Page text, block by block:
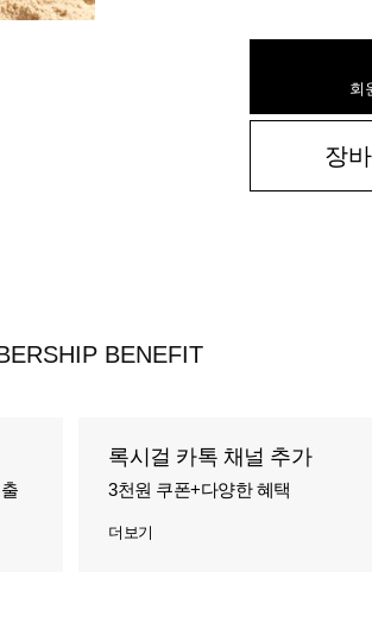
회
장
BENEFIT
록시걸 카톡 채널 추가
3천원 쿠폰+다양한 혜택
더보기